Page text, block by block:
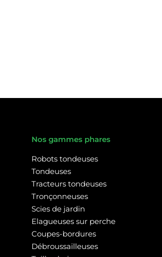
Nos gammes phares
Robots tondeuses
Tondeuses
Tracteurs tondeuses
Tronçonneuses
Scies de jardin
Elagueuses sur perche
Coupes-bordures
Débroussailleuses